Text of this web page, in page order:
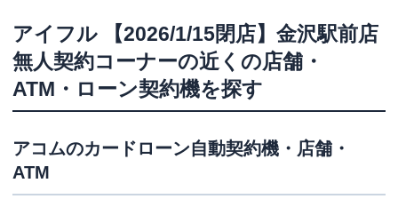
アイフル
【2026/1/15閉店】金沢駅前店
無人契約コーナーの近くの店舗・
ATM・ローン契約機を探す
アコムのカードローン自動契約機・店舗・
ATM